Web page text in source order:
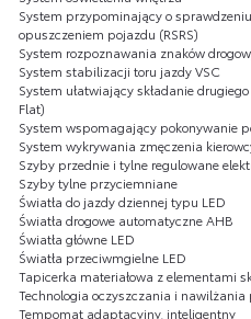
System przypominający o
opuszczeniem pojazdu (RSRS)
System rozpoznawania znaków
System stabilizacji toru jazdy VSC
System ułatwiający składanie
Flat)
System wspomagający pokonywanie
System wykrywania zmęczenia
Szyby przednie i tylne regulowane
Szyby tylne przyciemniane
Światła do jazdy dziennej typu LED
Światła drogowe automatyczne AHB
Światła główne LED
Światła przeciwmgielne LED
Tapicerka materiałowa z elementami
Technologia oczyszczania i nawilżania
Tempomat adaptacyjny, inteligentny